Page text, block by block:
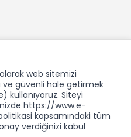
Tescilli Bir Markasıdır
web sitemizi
ve güvenli hale getirmek
kullanıyoruz. Siteyi
https://www.e-
kapsamındaki tüm
verdiğinizi kabul